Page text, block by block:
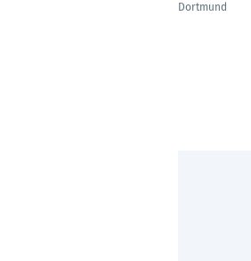
Dortmund